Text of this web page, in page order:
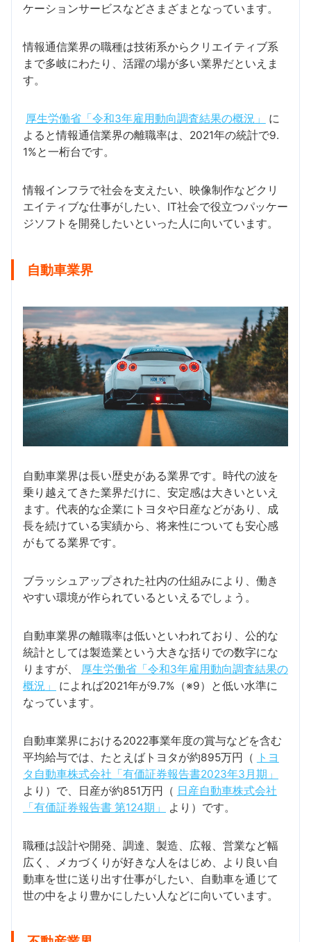
ケーションサービスなどさまざまとなっています。
情報通信業界の職種は技術系からクリエイティブ系
まで多岐にわたり、活躍の場が多い業界だといえま
す。
厚生労働省「令和3年雇用動向調査結果の概況」
に
よると情報通信業界の離職率は、2021年の統計で9.
1%と一桁台です。
情報インフラで社会を支えたい、映像制作などクリ
エイティブな仕事がしたい、IT社会で役立つパッケー
ジソフトを開発したいといった人に向いています。
自動車業界
自動車業界は長い歴史がある業界です。時代の波を
乗り越えてきた業界だけに、安定感は大きいといえ
ます。代表的な企業にトヨタや日産などがあり、成
長を続けている実績から、将来性についても安心感
がもてる業界です。
ブラッシュアップされた社内の仕組みにより、働き
やすい環境が作られているといえるでしょう。
自動車業界の離職率は低いといわれており、公的な
統計としては製造業という大きな括りでの数字にな
りますが、
厚生労働省「令和3年雇用動向調査結果の
概況」
によれば2021年が9.7%（※9）と低い水準に
なっています。
自動車業界における2022事業年度の賞与などを含む
平均給与では、たとえばトヨタが約895万円（
トヨ
タ自動車株式会社「有価証券報告書2023年3月期」
より）で、日産が約851万円（ 日産自動車株式会社
「有価証券報告書 第124期」
より）です。
職種は設計や開発、調達、製造、広報、営業など幅
広く、メカづくりが好きな人をはじめ、より良い自
動車を世に送り出す仕事がしたい、自動車を通じて
世の中をより豊かにしたい人などに向いています。